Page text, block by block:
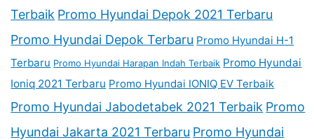
Terbaik Promo Hyundai Depok 2021 Terbaru
Promo Hyundai Depok Terbaru Promo Hyundai H-1
Terbaru Promo Hyundai Harapan Indah Terbaik Promo Hyundai
Ioniq 2021 Terbaru Promo Hyundai IONIQ EV Terbaik
Promo Hyundai Jabodetabek 2021 Terbaik Promo
Hyundai Jakarta 2021 Terbaru Promo Hyundai